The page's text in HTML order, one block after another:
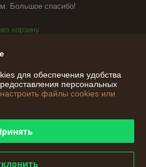
Большое спасибо!
корзину
все отзывы
для обеспечения удобства
персональных
файлы cookies или